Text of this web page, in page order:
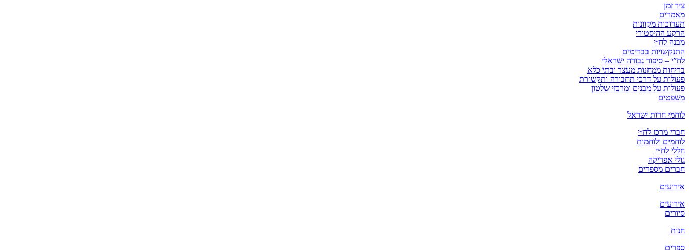
ציר זמן
מאמרים
תערוכות מקוונות
הרקע ההיסטורי
מבנה לח״י
התנקשויות בבריטים
לח”י – סיפור גבורה ישראלי
בריחות ממחנות מעצר ובתי כלא
פעולות על דרכי תחבורה ותקשורת
פעולות על מבנים ומרכזי שלטון
משפטים
לוחמי חרות ישראל
חברי מרכז לח״י
לוחמים ולוחמות
חללי לח״י
גולי אפריקה
חברים מספרים
אירועים
אירועים
סיורים
חנות
ספרים